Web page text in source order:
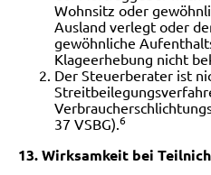
Wohnsitz oder
Ausland verlegt oder
gewöhnliche
Klageerhebung nicht
Der Steuerberater ist
37 VSBG). 6
13. Wirksamkeit bei